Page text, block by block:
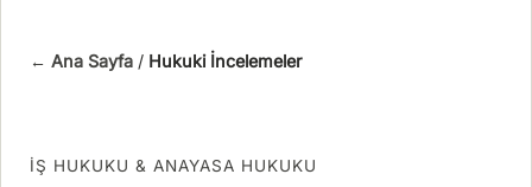
← Ana Sayfa / Hukuki İncelemeler
İŞ HUKUKU & ANAYASA HUKUKU